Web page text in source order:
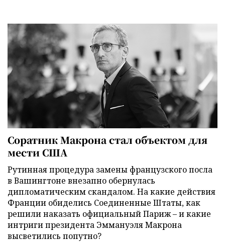
Соратник Макрона стал объектом для
мести США
Рутинная процедура замены французского посла
в Вашингтоне внезапно обернулась
дипломатическим скандалом. На какие действия
Франции обиделись Соединенные Штаты, как
решили наказать официальный Париж – и какие
интриги президента Эммануэля Макрона
высветились попутно?